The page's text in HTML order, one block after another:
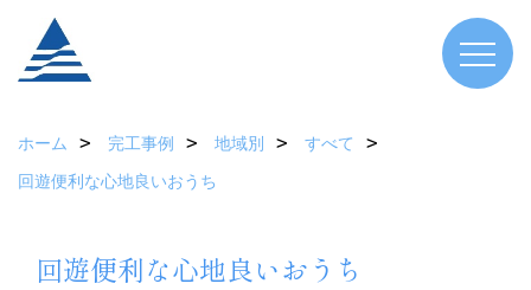
ホーム 完工事例 地域別
すべて
回遊便利な心地良いおうち
回遊便利な心地良いおうち